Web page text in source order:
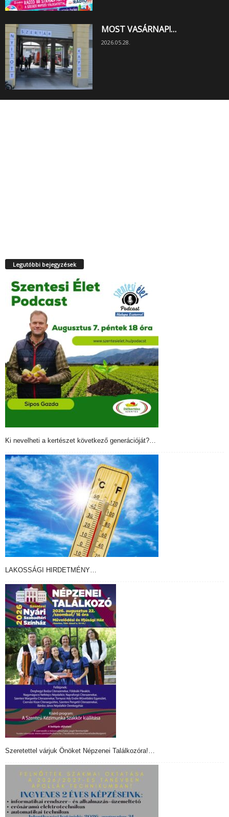
MOST VASÁRNAP!…
2026.05.28.
Legutóbbi bejegyzések
Ki nevelheti a kertészet következő generációját?…
LAKOSSÁGI HIRDETMÉNY…
Szeretettel várjuk Önöket Népzenei Találkozóra!…